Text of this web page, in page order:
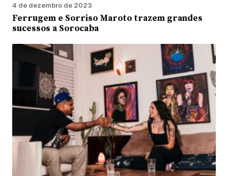
4 de dezembro de 2023
Ferrugem e Sorriso Maroto trazem grandes
sucessos a Sorocaba